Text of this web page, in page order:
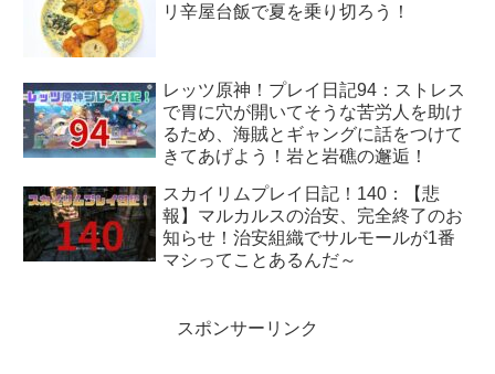
リ辛屋台飯で夏を乗り切ろう！
レッツ原神！プレイ日記94：ストレス
で胃に穴が開いてそうな苦労人を助け
るため、海賊とギャングに話をつけて
きてあげよう！岩と岩礁の邂逅！
スカイリムプレイ日記！140：【悲
報】マルカルスの治安、完全終了のお
知らせ！治安組織でサルモールが1番
マシってことあるんだ～
スポンサーリンク